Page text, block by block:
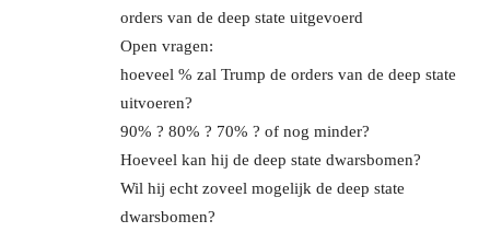
orders van de deep state uitgevoerd
Open vragen:
hoeveel % zal Trump de orders van de deep state
uitvoeren?
90% ? 80% ? 70% ? of nog minder?
Hoeveel kan hij de deep state dwarsbomen?
Wil hij echt zoveel mogelijk de deep state
dwarsbomen?